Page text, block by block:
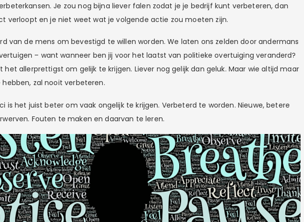
Je zou nog bijna liever falen zodat je je bedrijf kunt verbeteren, dan
verloopt en je niet weet wat je volgende actie zou moeten zijn.
van de mens om bevestigd te willen worden. We laten ons zelden door andermans
– want wanneer ben jij voor het laatst van politieke overtuiging veranderd?
het allerprettigst om gelijk te krijgen. Liever nog gelijk dan geluk. Maar wie altijd maar
zal nooit verbeteren.
is het juist beter om vaak ongelijk te krijgen. Verbeterd te worden. Nieuwe, betere
Fouten te maken en daarvan te leren.